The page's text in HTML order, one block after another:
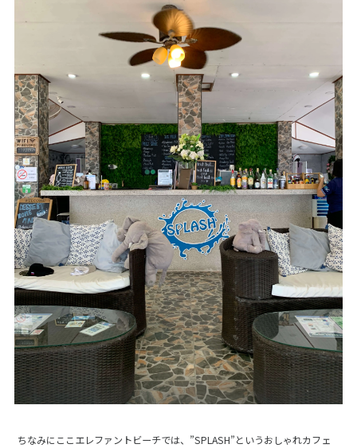
ちなみにここエレファントビーチでは、”SPLASH”というおしゃれカフェ